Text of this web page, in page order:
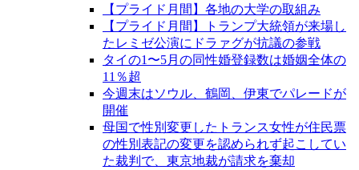
【プライド月間】各地の大学の取組み
【プライド月間】トランプ大統領が来場し
たレミゼ公演にドラァグが抗議の参戦
タイの1〜5月の同性婚登録数は婚姻全体の
11％超
今週末はソウル、鶴岡、伊東でパレードが
開催
母国で性別変更したトランス女性が住民票
の性別表記の変更を認められず起こしてい
た裁判で、東京地裁が請求を棄却